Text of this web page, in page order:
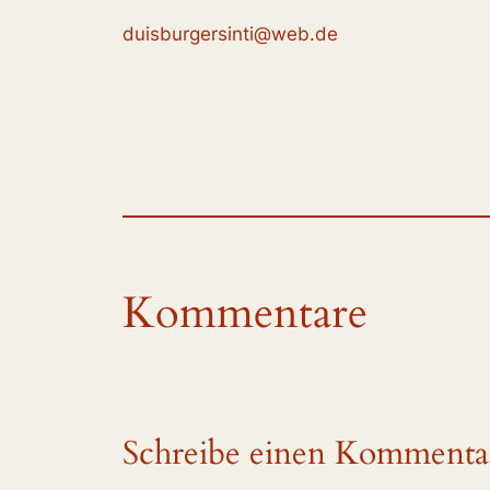
duisburgersinti@web.de
Kommentare
Schreibe einen